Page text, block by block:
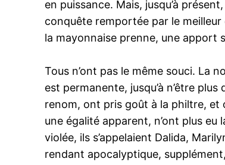
en puissance. Mais, jusqu’à
conquête remportée par le
la mayonnaise prenne, une apport
Tous n’ont pas le même souci. La
est permanente, jusqu’à n’être
renom, ont pris goût à la philtre, et
une égalité apparent, n’ont plus
violée, ils s’appelaient Dalida,
rendant apocalyptique,